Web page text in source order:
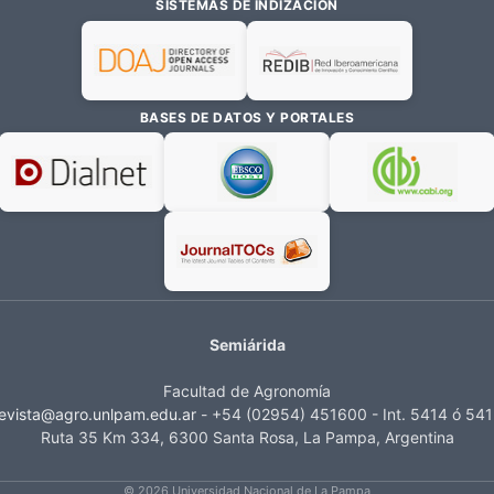
SISTEMAS DE INDIZACIÓN
BASES DE DATOS Y PORTALES
Semiárida
Facultad de Agronomía
- +54 (02954) 451600 - Int. 5414 ó
Ruta 35 Km 334, 6300 Santa Rosa, La Pampa, Argentina